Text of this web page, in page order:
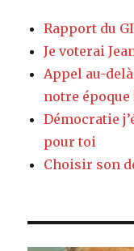
Rapport du
Je voterai
Appel au-
notre époque
Démocratie
pour toi
Choisir son